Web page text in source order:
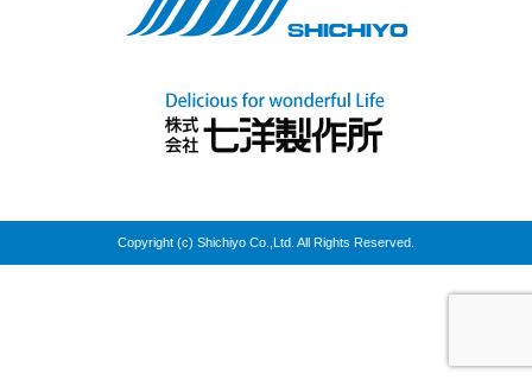
Copyright (c) Shichiyo Co.,Ltd. All Rights Reserved.